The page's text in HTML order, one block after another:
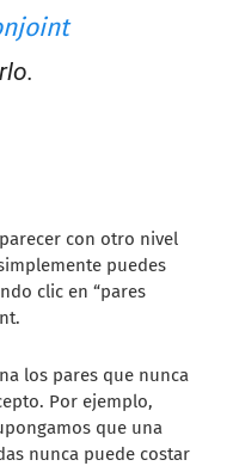
con otro nivel
puedes
clic en “pares
los pares que nunca
Por ejemplo,
que una
nunca puede costar